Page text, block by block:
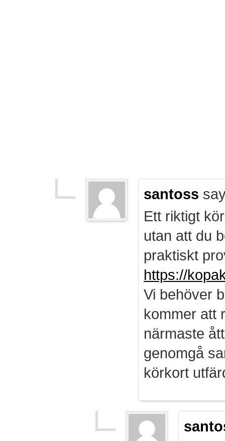
santoss
Ett riktigt
utan att du
praktiskt
https://
Vi behöver
kommer att
närmaste
genomgå
körkort